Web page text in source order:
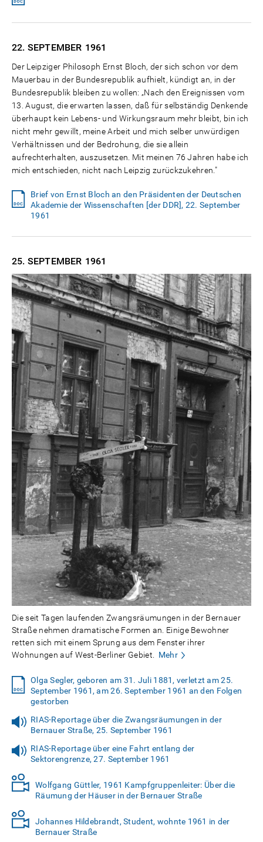
22. SEPTEMBER 1961
Der Leipziger Philosoph Ernst Bloch, der sich schon vor dem
Mauerbau in der Bundesrepublik aufhielt, kündigt an, in der
Bundesrepublik bleiben zu wollen: „Nach den Ereignissen vom
13. August, die erwarten lassen, daß für selbständig Denkende
überhaupt kein Lebens- und Wirkungsraum mehr bleibt, bin ich
nicht mehr gewillt, meine Arbeit und mich selber unwürdigen
Verhältnissen und der Bedrohung, die sie allein
aufrechterhalten, auszusetzen. Mit meinen 76 Jahren habe ich
mich entschieden, nicht nach Leipzig zurückzukehren."
Brief von Ernst Bloch an den Präsidenten der Deutschen
Akademie der Wissenschaften [der DDR], 22. September
1961
25. SEPTEMBER 1961
Die seit Tagen laufenden Zwangsräumungen in der Bernauer
Straße nehmen dramatische Formen an. Einige Bewohner
retten sich mit einem Sprung aus dem Fenster ihrer
Wohnungen auf West-Berliner Gebiet.
Mehr
Olga Segler, geboren am 31. Juli 1881, verletzt am 25.
September 1961, am 26. September 1961 an den Folgen
gestorben
RIAS-Reportage über die Zwangsräumungen in der
Bernauer Straße, 25. September 1961
RIAS-Reportage über eine Fahrt entlang der
Sektorengrenze, 27. September 1961
Wolfgang Güttler, 1961 Kampfgruppenleiter: Über die
Räumung der Häuser in der Bernauer Straße
Johannes Hildebrandt, Student, wohnte 1961 in der
Bernauer Straße